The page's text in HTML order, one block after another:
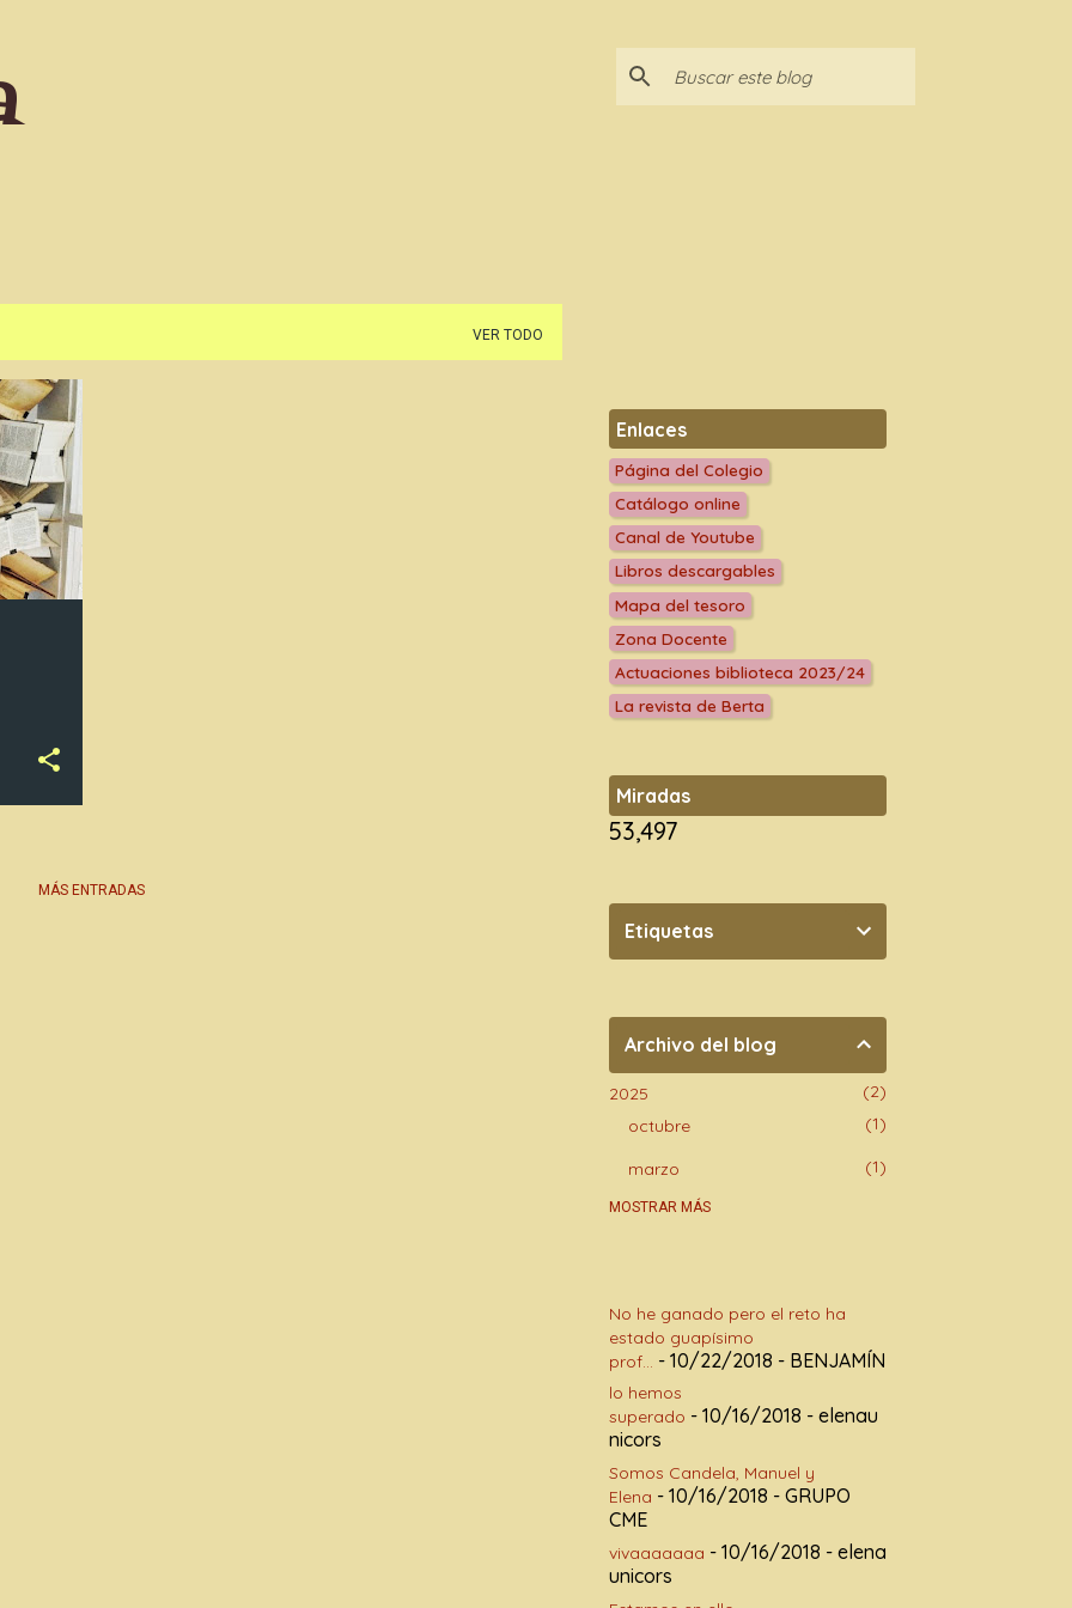
VER TODO
MÁS ENTRADAS
Enlaces
Página del Colegio
Catálogo online
Canal de Youtube
Libros descargables
Mapa del tesoro
Zona Docente
Actuaciones biblioteca 2023/24
La revista de Berta
Miradas
53,497
Etiquetas
Archivo del blog
2025
2
octubre
1
marzo
1
2024
octubre
abril 3
marzo
febrero
enero
diciembre
2
MOSTRAR MÁS
No he ganado pero el reto ha
estado guapísimo
prof... - 10/22/2018 - BENJAMÍN
lo hemos
superado - 10/16/2018 - elenau
nicors
Somos Candela, Manuel y
Elena - 10/16/2018 - GRUPO
CME
vivaaaaaaa - 10/16/2018 - elena
unicors